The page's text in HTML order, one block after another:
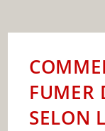
FUMER
SELON